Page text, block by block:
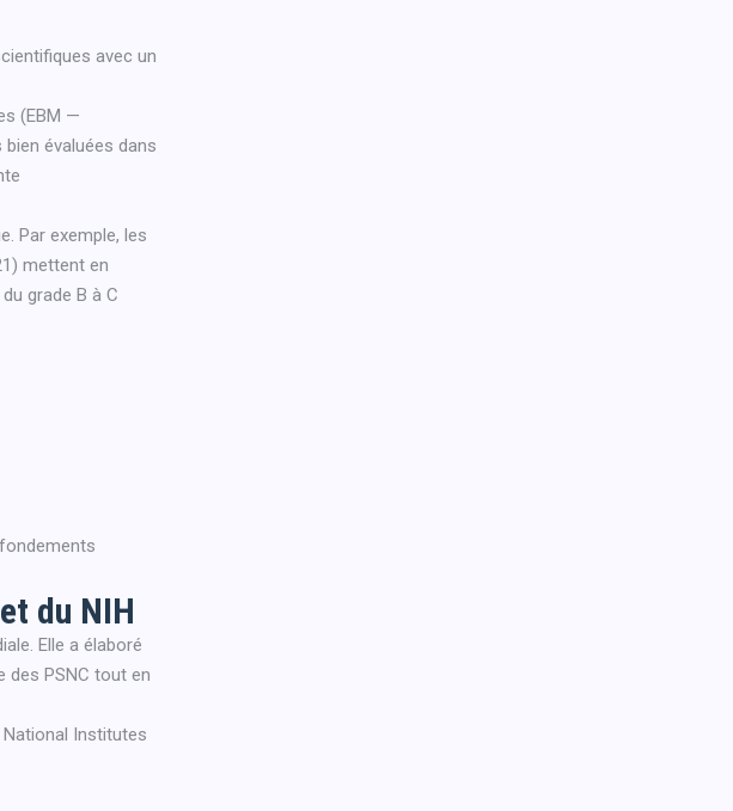
avec un
(EBM —
évaluées dans
Par exemple, les
mettent en
grade B à C
du NIH
Elle a élaboré
des PSNC tout en
Institutes